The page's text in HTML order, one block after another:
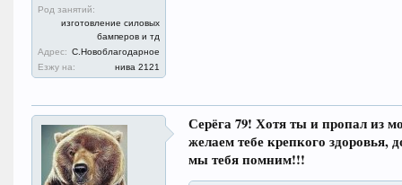
Род занятий:
изготовление силовых
бамперов и тд
Адрес: С.Новоблагодарное
Езжу на:
нива 2121
Серёга 79! Хотя ты и пропал из
желаем тебе крепкого
мы тебя помним!!!